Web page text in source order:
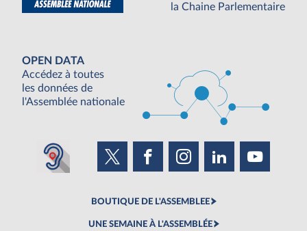
la Chaine Parlementaire
OPEN DATA
Accédez à toutes
les données de
l'Assemblée nationale
BOUTIQUE DE L'ASSEMBLEE
UNE SEMAINE À L'ASSEMBLÉE